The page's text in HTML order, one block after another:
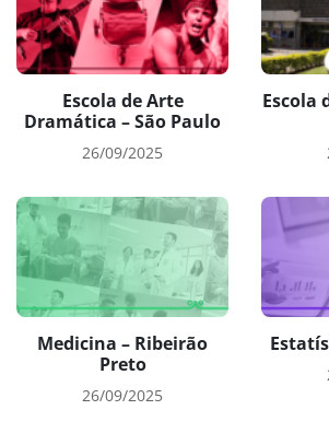
Escola de Arte
Dramática – São Paulo
26/09/2025
Escola
Medicina – Ribeirão
Preto
26/09/2025